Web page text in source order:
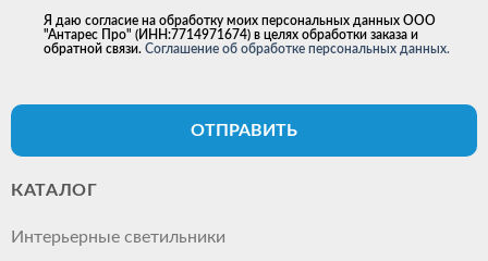
Я даю согласие на обработку моих персональных данных ООО
"Антарес Про" (ИНН:7714971674) в целях обработки заказа и
обратной связи. Соглашение об обработке персональных данных.
ОТПРАВИТЬ
КАТАЛОГ
Интерьерные светильники